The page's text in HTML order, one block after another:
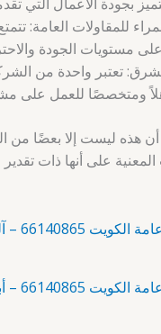
للمقاولات العامة:
مستويات الجودة
تعتبر واحدة من
ومتخصصًا للعمل على
أن هذه ليست إلا بعضًا
المعنية على أنها ذات
– آلبدع – مقاولات عامة الكويت
– أبرق خيطان – مقاولات عامة